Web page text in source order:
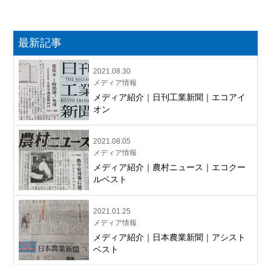
最新記事
2021.08.30
メディア情報
メディア紹介｜日刊工業新聞｜エコアイ
オン
2021.08.05
メディア情報
メディア紹介｜農村ニュース｜エコクー
ルベスト
2021.01.25
メディア情報
メディア紹介｜日本農業新聞｜アシスト
ベスト